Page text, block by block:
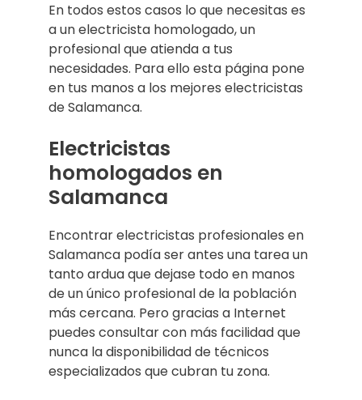
En todos estos casos lo que necesitas es
a un electricista homologado, un
profesional que atienda a tus
necesidades. Para ello esta página pone
en tus manos a los mejores electricistas
de Salamanca.
Electricistas
homologados en
Salamanca
Encontrar electricistas profesionales en
Salamanca podía ser antes una tarea un
tanto ardua que dejase todo en manos
de un único profesional de la población
más cercana. Pero gracias a Internet
puedes consultar con más facilidad que
nunca la disponibilidad de técnicos
especializados que cubran tu zona.